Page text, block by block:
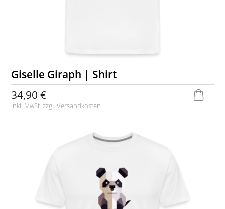
Giselle Giraph | Shirt
34,90 €
inkl. MwSt. zzgl.Versandkosten